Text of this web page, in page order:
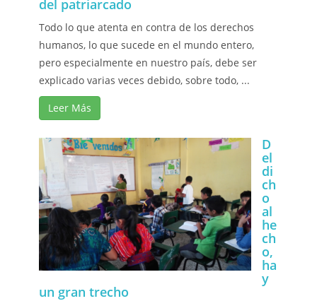
del patriarcado
Todo lo que atenta en contra de los derechos
humanos, lo que sucede en el mundo entero,
pero especialmente en nuestro país, debe ser
explicado varias veces debido, sobre todo, ...
Leer Más
D
el
di
ch
o
al
he
ch
o,
ha
y
un gran trecho